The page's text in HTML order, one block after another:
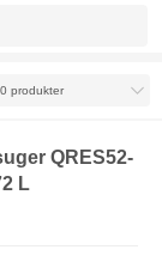
QRES52-
L